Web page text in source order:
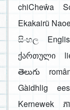
chiCheŵa
Ekakairũ
සිංහල
ქართული
తెలుగు
Gàidhlig
Kernewek
ភ